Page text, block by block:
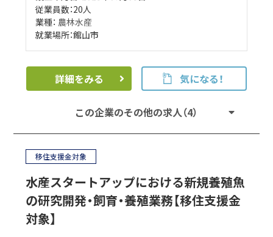
従業員数：20人
業種： 農林水産
就業場所：館山市
詳細をみる 気になる！
この企業のその他の求人（4）
移住支援金対象
水産スタートアップにおける新規養殖魚
の研究開発・飼育・養殖業務【移住支援金
対象】